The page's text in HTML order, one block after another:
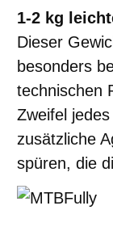
1-2 kg
Dieser
besonders
technischen
Zweifel
zusätzliche
spüren, die